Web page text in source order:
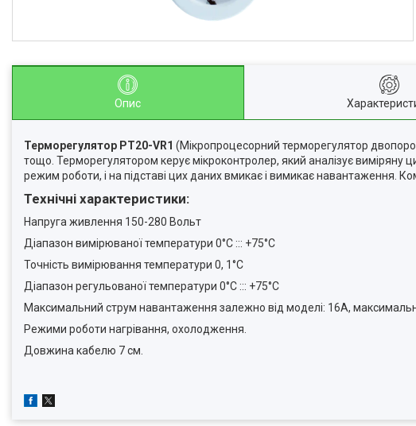
Опис
Терморегулятор PT20-VR1 (Мікропроцесорний терморегулятор
тощо. Терморегулятором керує мікроконтролер, який аналізує
режим роботи, і на підставі цих даних вмикає і вимикає навантаження.
Технічні характеристики:
Напруга живлення 150-280 Вольт
Діапазон вимірюваної температури 0°C ::: +75°C
Точність вимірювання температури 0, 1°C
Діапазон регульованої температури 0°C ::: +75°C
Максимальний струм навантаження залежно від моделі: 16A,
Режими роботи нагрівання, охолодження.
Довжина кабелю 7 см.